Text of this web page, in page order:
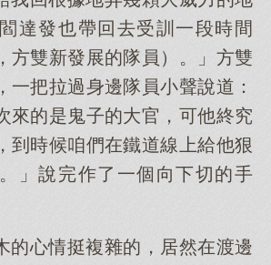
達發也帶回去受訓一段時間
方雙新發展的隊員）。」方雙
一把拉過身邊隊員小聲說道：
來的是鬼子的大官，可他終究
到時候咱們在鐵道線上給他狠
」說完作了一個向下切的手
的心情挺複雜的，居然在渡邊